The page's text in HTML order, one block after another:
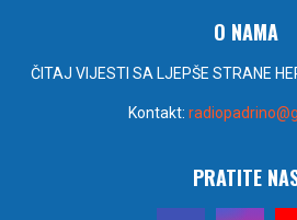
O NAMA
ČITAJ VIJESTI SA LJEPŠE STRANE
Kontakt:
PRATITE